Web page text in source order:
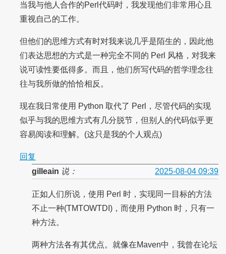
当我与他人合作的Perl代码时，我发现他们非常用心且
重视自己的工作。
但他们的思维方式有时对我来说几乎是陌生的，因此他
们表达思想的方式是一种完全不同的 Perl 风格，对我来
说可读性要低得多。而且，他们所写代码的哲学理念往
往与我所做的恰恰相反。
现在我日常使用 Python 取代了 Perl，尽管代码的实现
似乎与我的思维方式有几分脱节，但别人的代码似乎更
容易阅读和理解。(这只是我的个人观点)
回复
gilleain 说： 2025-08-04 09:39
正如人们所说，使用 Perl 时，实现同一目标的方法
不止一种(TMTOWTDI)，而使用 Python 时，只有一
种方法。
两种方法各有其优点。就像在Maven中，我曾在论坛